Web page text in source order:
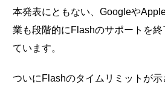
本発表にともない、Googleや
業も段階的にFlashのサポートを
ています。
ついにFlashのタイムリミットが示